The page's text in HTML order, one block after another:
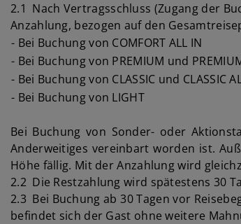
2.1 Nach Vertragsschluss (Zugang der
Anzahlung, bezogen auf den
- Bei Buchung von COMFORT ALL IN
- Bei Buchung von PREMIUM und
- Bei Buchung von CLASSIC und CLASSIC
- Bei Buchung von LIGHT
Bei Buchung von Sonder- oder
Anderweitiges vereinbart worden ist.
Höhe fällig. Mit der Anzahlung wird
2.2 Die Restzahlung wird spätestens 30
2.3 Bei Buchung ab 30 Tagen vor
befindet sich der Gast ohne weitere